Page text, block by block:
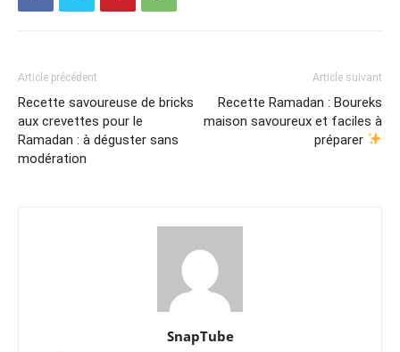
Article précédent
Recette savoureuse de bricks
aux crevettes pour le
Ramadan : à déguster sans
modération
Article suivant
Recette Ramadan : Boureks
maison savoureux et faciles à
préparer
SnapTube